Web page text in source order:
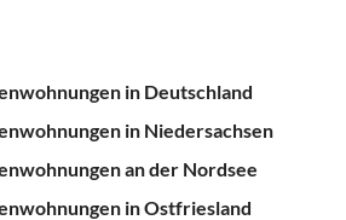
in Deutschland
in Niedersachsen
an der Nordsee
in Ostfriesland